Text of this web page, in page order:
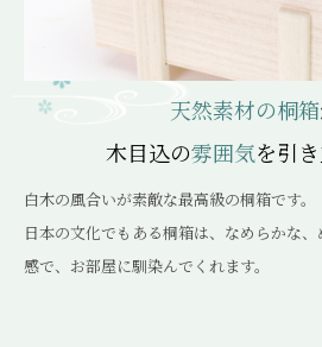
天然素材の桐箱
木目込の雰囲気を引
白木の風合いが素敵な最高級の桐箱です。
日本の文化でもある桐箱は、なめらかな
感で、お部屋に馴染んでくれます。